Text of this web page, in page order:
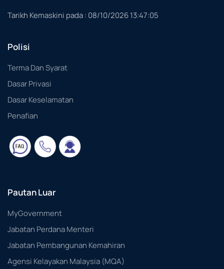
Tarikh Kemaskini pada : 08/10/2026 13:47:05
Polisi
Terma Dan Syarat
Dasar Privasi
Dasar Keselamatan
Penafian
Pautan Luar
MyGovernment
Jabatan Perdana Menteri
Jabatan Pembangunan Kemahiran
Agensi Kelayakan Malaysia (MQA)